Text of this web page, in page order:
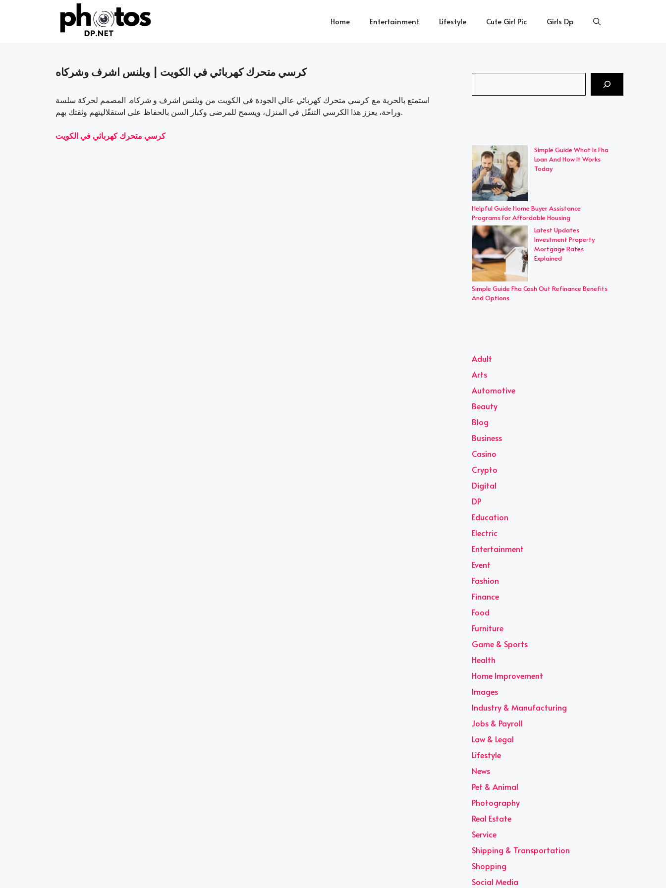
Home Entertainment Lifestyle Cute Girl Pic Girls Dp
كرسي متحرك كهربائي في الكويت | ويلنس اشرف وشركاه
استمتع بالحرية مع كرسي متحرك كهربائي عالي الجودة في الكويت من ويلنس اشرف و شركاه. المصمم لحركة سلسة
وراحة، يعزز هذا الكرسي التنقّل في المنزل، ويسمح للمرضى وكبار السن بالحفاظ على استقلاليتهم وثقتك بهم.
كرسي متحرك كهربائي في الكويت
Simple Guide What Is Fha
Loan And How It Works
Today
Helpful Guide Home Buyer Assistance
Programs For Affordable Housing
Latest Updates
Investment Property
Mortgage Rates
Explained
Simple Guide Fha Cash Out Refinance Benefits
And Options
Adult
Arts
Automotive
Beauty
Blog
Business
Casino
Crypto
Digital
DP
Education
Electric
Entertainment
Event
Fashion
Finance
Food
Furniture
Game & Sports
Health
Home Improvement
Images
Industry & Manufacturing
Jobs & Payroll
Law & Legal
Lifestyle
News
Pet & Animal
Photography
Real Estate
Service
Shipping & Transportation
Shopping
Social Media